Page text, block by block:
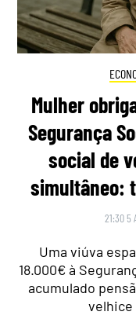
Mulher
Segurança
social de
simultâneo:
21:30 5
Uma viúva
18.000€ à
acumulado
velhice